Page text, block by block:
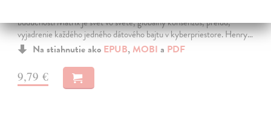
budúcnosti Matrix je svet vo svete, globálny konsenzus, prelud,
vyjadrenie každého jedného dátového bajtu v kyberpriestore. Henry…
Na stiahnutie ako EPUB, MOBI a PDF
9,79 €